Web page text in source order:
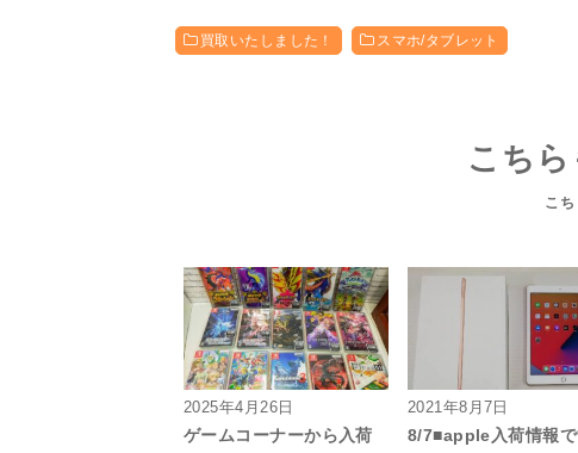
買取いたしました！ スマホ/タブレット
こちら
2025年4月26日
ゲームコーナーから入荷
2021年8月7日
8/7■apple入荷情報で